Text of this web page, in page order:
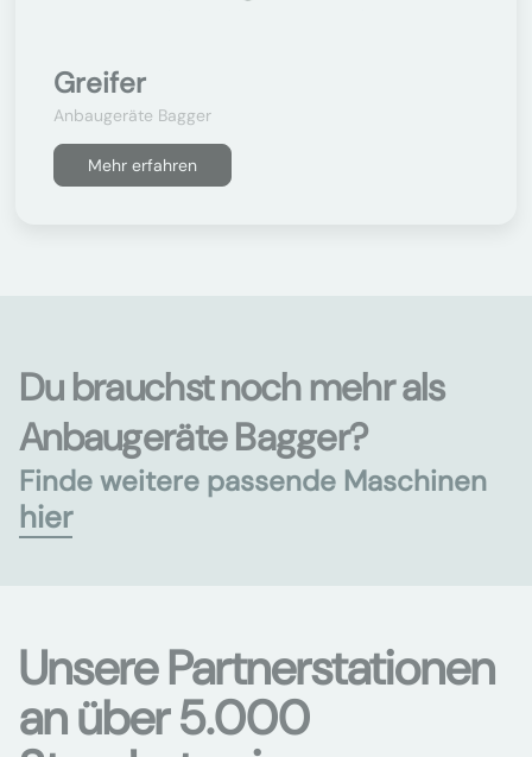
Greifer
Anbaugeräte Bagger
Mehr erfahren
Du brauchst noch mehr als
Anbaugeräte Bagger?
Finde weitere passende Maschinen
hier
Unsere Partnerstationen
an über 5.000